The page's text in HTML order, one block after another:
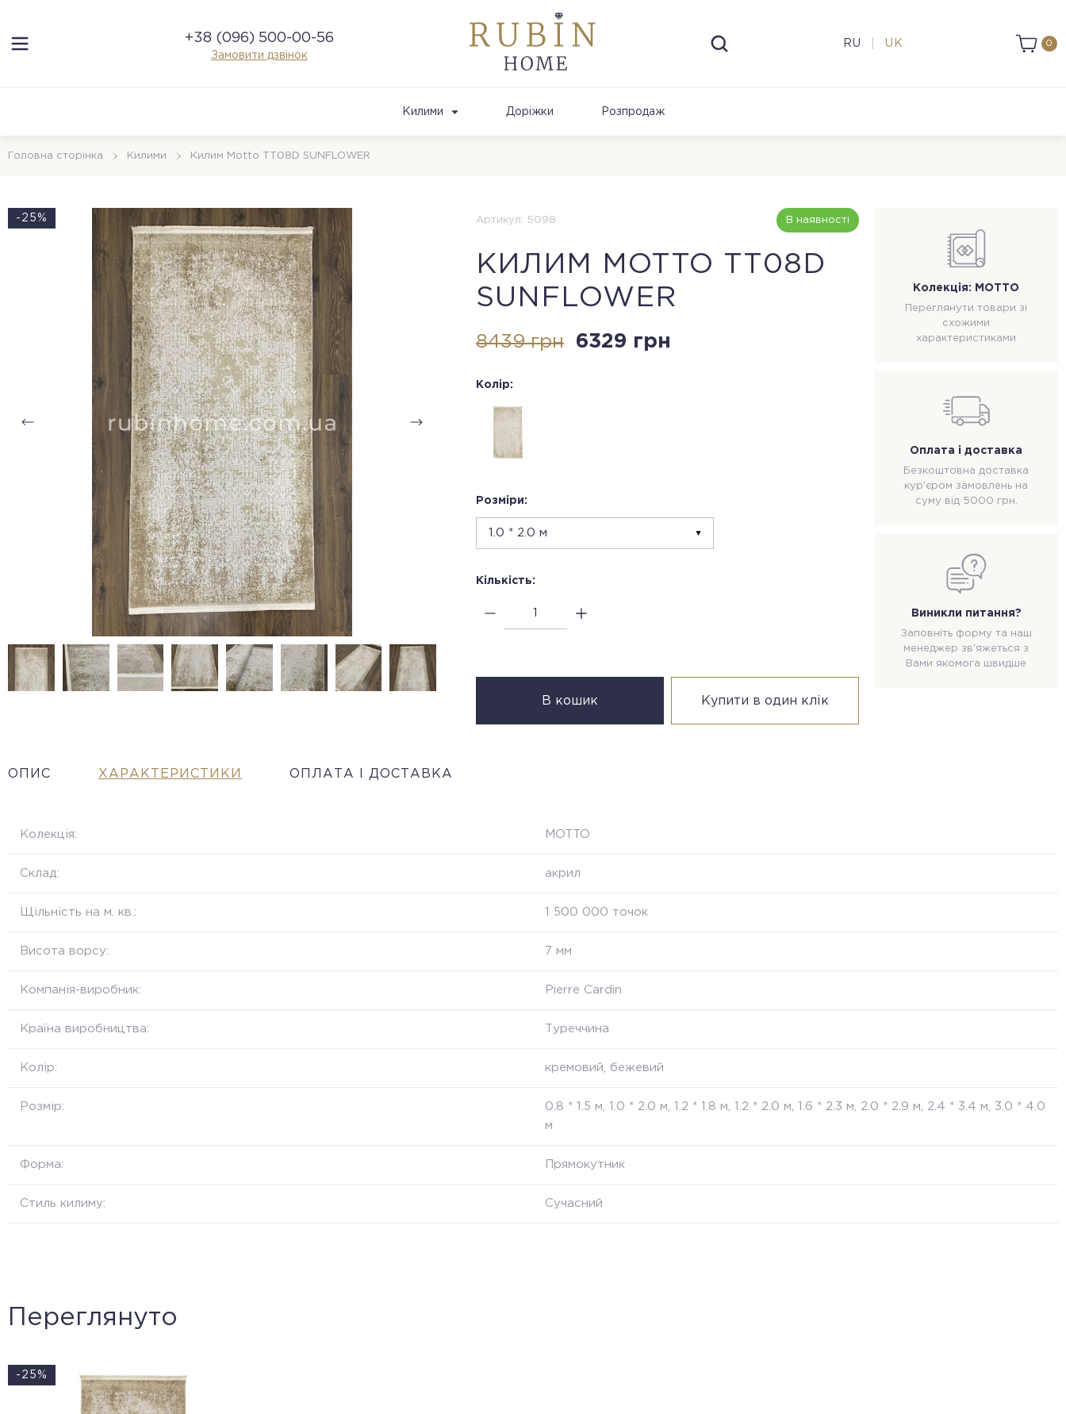
+38 (096) 500-00-56
Замовити дзвінок
RU UK 0
Килими Доріжки Розпродаж
Головна сторінка Килими Килим Motto TT08D SUNFLOWER
-25% Артикул: 5098 В наявності
КИЛИМ MOTTO TT08D
SUNFLOWER
8439 грн 6329 грн
Колір:
Розміри:
Кількість:
В кошик Купити в один клік
Колекція: MOTTO
Переглянути товари зі
схожими
характеристиками
Оплата і доставка
Безкоштовна доставка
кур'єром замовлень на
суму від 5000 грн.
Виникли питання?
Заповніть форму та наш
менеджер зв'яжеться з
Вами якомога швидше
ОПИС ХАРАКТЕРИСТИКИ ОПЛАТА І ДОСТАВКА
Колекція: MOTTO
Склад: акрил
Щільність на м. кв.: 1 500 000 точок
Висота ворсу: 7 мм
Компанія-виробник: Pierre Cardin
Країна виробництва: Туреччина
Колір: кремовий, бежевий
Розмір:
0.8 * 1.5 м, 1.0 * 2.0 м, 1.2 * 1.8 м, 1.2 * 2.0 м, 1.6 * 2.3 м, 2.0 * 2.9 м, 2.4 * 3.4 м, 3.0 * 4.0
м
Форма: Прямокутник
Стиль килиму: Сучасний
Переглянуто
-25%